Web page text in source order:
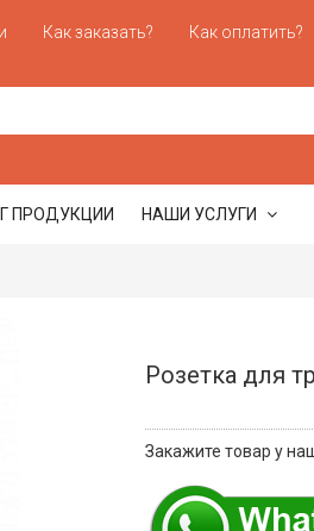
Как заказать? Как оплатить?
ПРОДУКЦИИ НАШИ УСЛУГИ
Розетка для
Закажите товар у